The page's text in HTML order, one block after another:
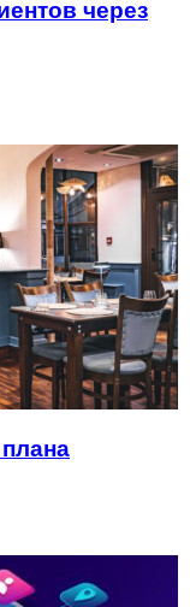
через